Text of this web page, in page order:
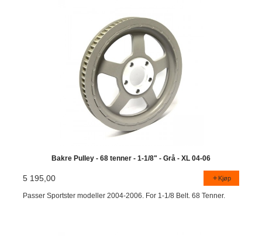
Bakre Pulley - 68 tenner - 1-1/8" - Grå - XL 04-06
5 195,00 Kjøp
Passer Sportster modeller 2004-2006. For 1-1/8 Belt. 68 Tenner.